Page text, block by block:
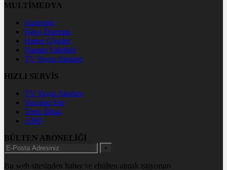
MULTİMEDYA
Gazeteler
Hava Durumu
Haber Gönder
Namaz Vakitleri
TV Yayın Akışları
HIZLI SERVİS
TV Yayın Akışları
Yazarlar Site
Tenis İddaa
AMP
BÜLTEN ABONELİĞİ
+
Bu web sitesinden haber ve ebülten almak istiyorum